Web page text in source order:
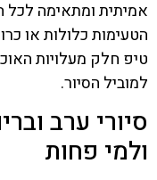
אמיתית ומתאימה לכל
הטעימות כלולות או
טיפ חלק מעלויות
למוביל הסיור.
סיורי ערב
ולמי פחות